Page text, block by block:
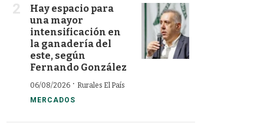
Hay espacio para
una mayor
intensificación en
la ganadería del
este, según
Fernando González
06/08/2026 · Rurales El País
MERCADOS